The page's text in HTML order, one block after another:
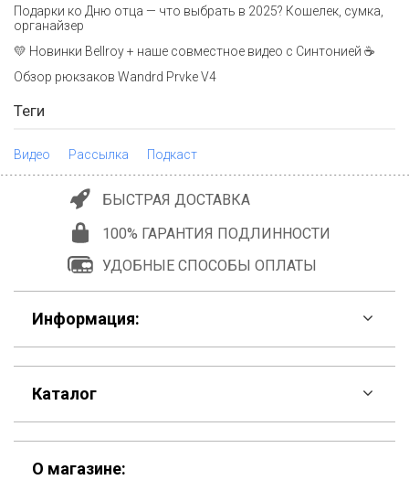
Подарки ко Дню отца — что выбрать в 2025? Кошелек, сумка,
органайзер
💛 Новинки Bellroy + наше совместное видео с Синтонией ☕
Обзор рюкзаков Wandrd Prvke V4
Теги
Видео Рассылка Подкаст
БЫСТРАЯ ДОСТАВКА
100% ГАРАНТИЯ ПОДЛИННОСТИ
УДОБНЫЕ СПОСОБЫ ОПЛАТЫ
Информация:
F.A.Q
Контакты
Шоурум
Каталог
Скидки
О магазине: